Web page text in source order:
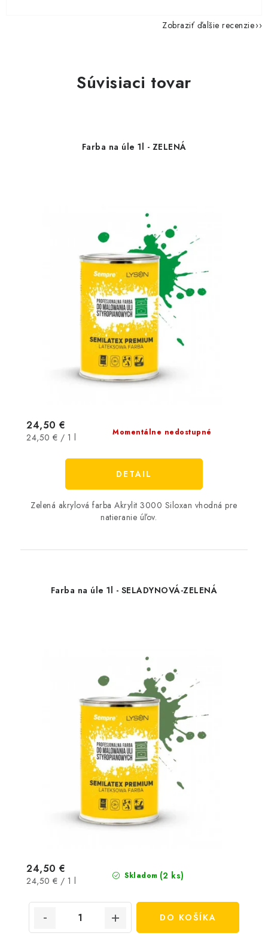
Zobraziť ďalšie recenzie
Súvisiaci tovar
Farba na úle 1l - ZELENÁ
Momentálne nedostupné
24,50 €
Jednotková
24,50 € / 1 l
DETAIL
Zelená akrylová farba Akrylit 3000 Siloxan vhodná pre
natieranie úľov.
Farba na úle 1l - SELADYNOVÁ-ZELENÁ
Skladom (2 ks)
24,50 €
Jednotková
24,50 € / 1 l
DO KOŠÍKA